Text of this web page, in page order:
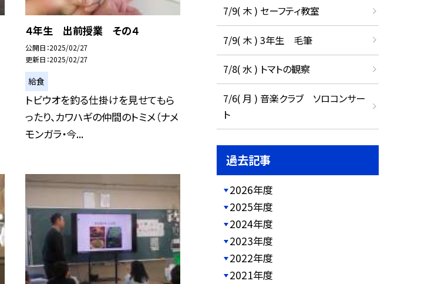
４年生 出前授業 その４
公開日 2025/02/27
更新日 2025/02/27
給食
トビウオを釣る仕掛けを見せてもら
ったり、カワハギの仲間のトミメ（ナメ
モンガラ・今...
7/9( 木 ) セーフティ教室
7/9( 木 ) 3年生 毛筆
7/8( 水 ) トマトの観察
7/6( 月 ) 音楽クラブ ソロコンサー
ト
過去記事
2026年度
2025年度
2024年度
2023年度
2022年度
2021年度